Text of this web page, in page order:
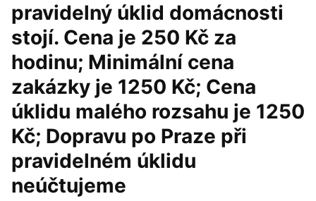
pravidelný úklid domácnosti
stojí. Cena je 250 Kč za
hodinu; Minimální cena
zakázky je 1250 Kč; Cena
úklidu malého rozsahu je 1250
Kč; Dopravu po Praze při
pravidelném úklidu
neúčtujeme